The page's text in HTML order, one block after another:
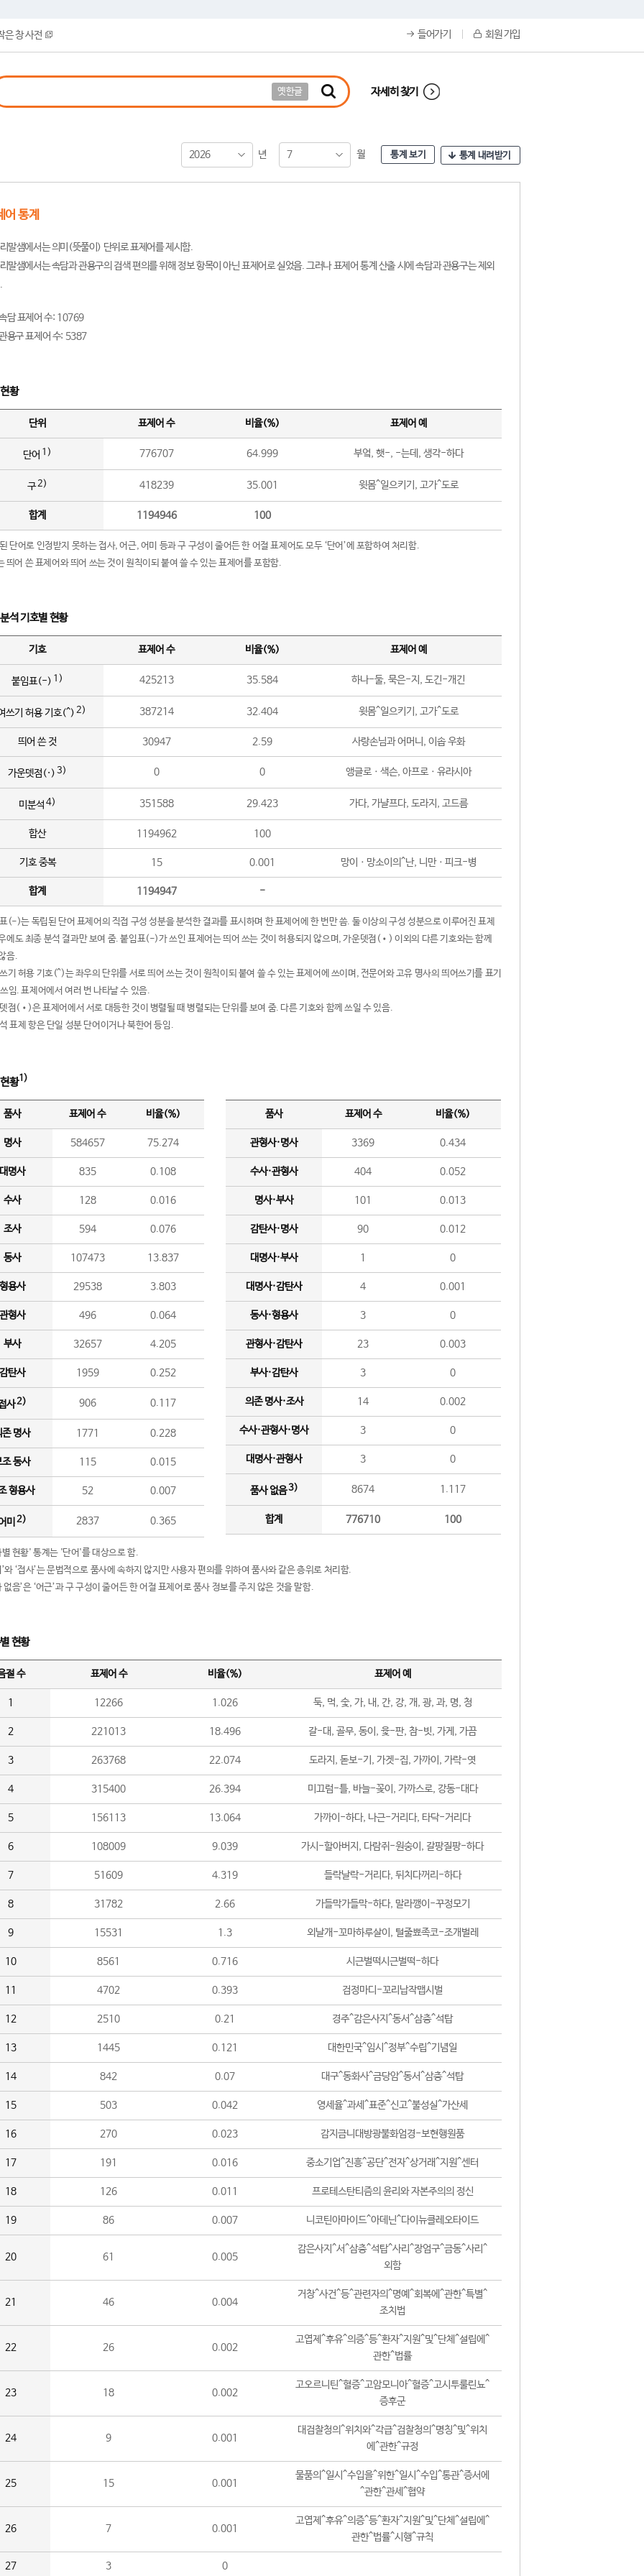
은 창 사전 들어가기 회원 가입
옛한글 자세히 찾기
2026 년 7 월 통계 보기 통계 내려받기
어 통계
말샘에서는 의미(뜻풀이) 단위로 표제어를 제시함.
말샘에서는 속담과 관용구의 검색 편의를 위해 정보 항목이 아닌 표제어로 실었음. 그러나 표제어 통계 산출 시에 속담과 관용구는 제외
담 표제어 수: 10769
용구 표제어 수: 5387
황
단위 표제어 수 비율(%) 표제어 예
단어 1) 776707 64.999 부엌, 햇-, -는데, 생각-하다
구2) 418239 35.001 윗몸^일으키기, 고가^도로
합계 1194946 100
단어로 인정받지 못하는 접사, 어근, 어미 등과 구 구성이 줄어든 한 어절 표제어도 모두 ‘단어’에 포함하여 처리함.
띄어 쓴 표제어와 띄어 쓰는 것이 원칙이되 붙여 쓸 수 있는 표제어를 포함함.
석 기호별 현황
기호 표제어 수 비율(%) 표제어 예
붙임표(-) 1) 425213 35.584 하나-둘, 묵은-지, 도긴-개긴
쓰기 허용 기호(^) 2) 387214 32.404 윗몸^일으키기, 고가^도로
띄어 쓴 것 30947 2.59 사랑손님과 어머니, 이솝 우화
가운뎃점(·) 3) 0 0 앵글로ㆍ색슨, 아프로ㆍ유라시아
미분석 4) 351588 29.423 가다, 가냘프다, 도라지, 고드름
합산 1194962 100
기호 중복 15 0.001 망이ㆍ망소이의^난, 니만ㆍ피크-병
합계 1194947 -
(-)는 독립된 단어 표제어의 직접 구성 성분을 분석한 결과를 표시하며 한 표제어에 한 번만 씀. 둘 이상의 구성 성분으로 이루어진 표제
에도 최종 분석 결과만 보여 줌. 붙임표(-)가 쓰인 표제어는 띄어 쓰는 것이 허용되지 않으며, 가운뎃점(•) 이외의 다른 기호와는 함께
음.
기 허용 기호(^)는 좌우의 단위를 서로 띄어 쓰는 것이 원칙이되 붙여 쓸 수 있는 표제어에 쓰이며, 전문어와 고유 명사의 띄어쓰기를 표기
임. 표제어에서 여러 번 나타날 수 있음.
점(•)은 표제어에서 서로 대등한 것이 병렬될 때 병렬되는 단위를 보여 줌. 다른 기호와 함께 쓰일 수 있음.
표제 항은 단일 성분 단어이거나 북한어 등임.
황1)
품사 표제어 수 비율(%)
명사 584657 75.274
명사 835 0.108
수사 128 0.016
조사 594 0.076
동사 107473 13.837
용사 29538 3.803
형사 496 0.064
부사 32657 4.205
탄사 1959 0.252
사2) 906 0.117
존 명사 1771 0.228
조 동사 115 0.015
형용사 52 0.007
미 2) 2837 0.365
품사 표제어 수 비율(%)
관형사·명사 3369 0.434
수사·관형사 404 0.052
명사·부사 101 0.013
감탄사·명사 90 0.012
대명사·부사 1 0
대명사·감탄사 4 0.001
동사·형용사 3 0
관형사·감탄사 23 0.003
부사·감탄사 3 0
의존 명사·조사 14 0.002
수사·관형사·명사 3 0
대명사·관형사 3 0
품사 없음3) 8674 1.117
합계 776710 100
현황' 통계는 '단어'를 대상으로 함.
와 ‘접사’는 문법적으로 품사에 속하지 않지만 사용자 편의를 위하여 품사와 같은 층위로 처리함.
없음’은 ‘어근’과 구 구성이 줄어든 한 어절 표제어로 품사 정보를 주지 않은 것을 말함.
현황
절 수 표제어 수 비율(%) 표제어 예
1 12266 1.026 둑, 먹, 숯, 가, 내, 간, 강, 개, 광, 과, 명, 청
2 221013 18.496 갈-대, 골무, 동이, 윷-판, 참-빗, 가게, 가끔
3 263768 22.074 도라지, 돋보-기, 가겟-집, 가까이, 가락-엿
4 315400 26.394 미끄럼-틀, 바늘-꽂이, 가까스로, 강동-대다
5 156113 13.064 가까이-하다, 나근-거리다, 타닥-거리다
6 108009 9.039 가시-할아버지, 다람쥐-원숭이, 갈팡질팡-하다
7 51609 4.319 들락날락-거리다, 뒤치다꺼리-하다
8 31782 2.66 가들막가들막-하다, 말라깽이-꾸정모기
9 15531 1.3 외날개-꼬마하루살이, 털줄뾰족코-조개벌레
10 8561 0.716 시근벌떡시근벌떡-하다
11 4702 0.393 검정마디-꼬리납작맵시벌
12 2510 0.21 경주^감은사지^동서^삼층^석탑
13 1445 0.121 대한민국^임시^정부^수립^기념일
14 842 0.07 대구^동화사^금당암^동서^삼층^석탑
15 503 0.042 영세율^과세^표준^신고^불성실^가산세
16 270 0.023 감지금니대방광불화엄경-보현행원품
17 191 0.016 중소기업^진흥^공단^전자^상거래^지원^센터
18 126 0.011 프로테스탄티즘의 윤리와 자본주의의 정신
19 86 0.007 니코틴아마이드^아데닌^다이뉴클레오타이드
20 61 0.005
감은사지^서^삼층^석탑^사리^장엄구^금동^사리^
외함
21 46 0.004
거창^사건^등^관련자의^명예^회복에^관한^특별^
조치법
22 26 0.002
고엽제^후유^의증^등^환자^지원^및^단체^설립에^
관한^법률
23 18 0.002
고오르니틴^혈증^고암모니아^혈증^고시투룰린뇨^
증후군
24 9 0.001
대검찰청의^위치와^각급^검찰청의^명칭^및^위치
에^관한^규정
25 15 0.001
물품의^일시^수입을^위한^일시^수입^통관^증서에
^관한^관세^협약
26 7 0.001
고엽제^후유^의증^등^환자^지원^및^단체^설립에^
관한^법률^시행^규칙
27 3 0